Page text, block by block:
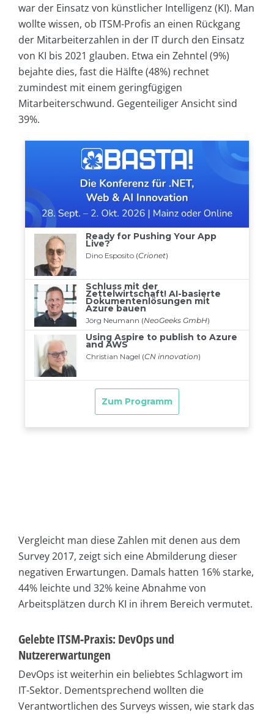
war der Einsatz von künstlicher Intelligenz (KI). Man
wollte wissen, ob ITSM-Profis an einen Rückgang
der Mitarbeiterzahlen in der IT durch den Einsatz
von KI bis 2021 glauben. Etwa ein Zehntel (9%)
bejahte dies, fast die Hälfte (48%) rechnet
zumindest mit einem geringfügigen
Mitarbeiterschwund. Gegenteiliger Ansicht sind
39%.
Vergleicht man diese Zahlen mit denen aus dem
Survey 2017, zeigt sich eine Abmilderung dieser
negativen Erwartungen. Damals hatten 16% starke,
44% leichte und 32% keine Abnahme von
Arbeitsplätzen durch KI in ihrem Bereich vermutet.
Gelebte ITSM-Praxis: DevOps und
Nutzererwartungen
DevOps ist weiterhin ein beliebtes Schlagwort im
IT-Sektor. Dementsprechend wollten die
Verantwortlichen des Surveys wissen, wie stark das